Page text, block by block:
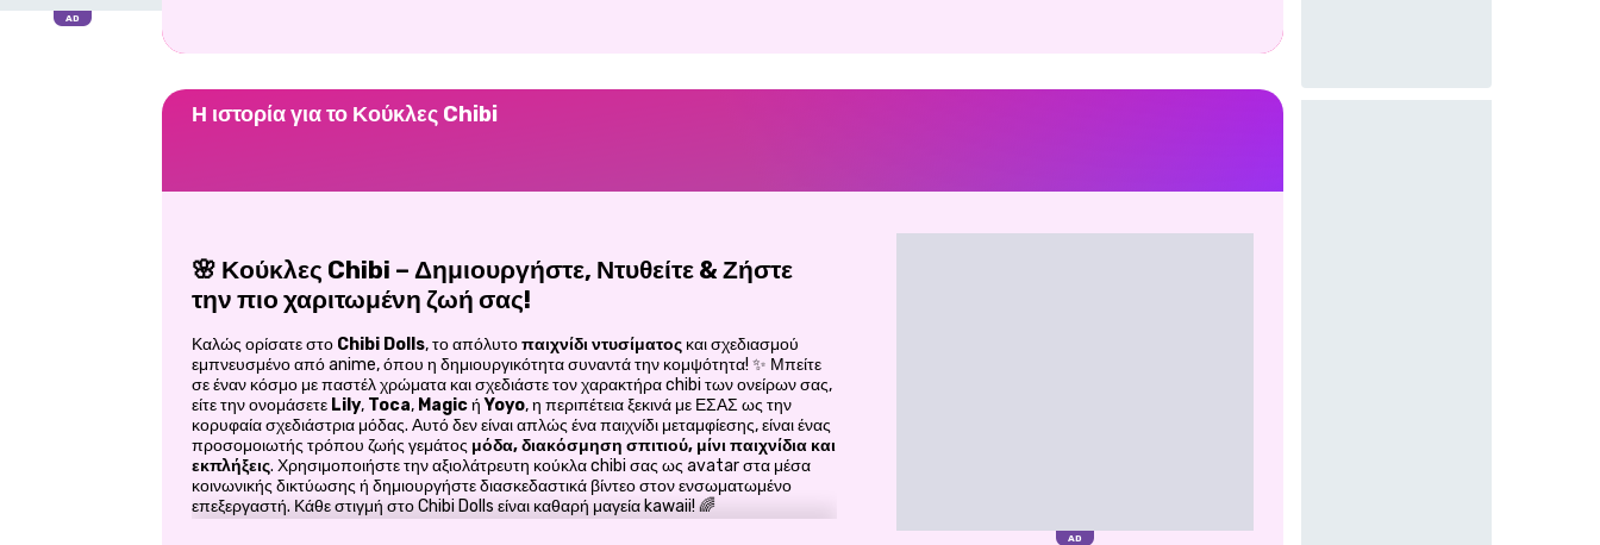
Η ιστορία για το Κούκλες Chibi
🌸 Κούκλες Chibi – Δημιουργήστε, Ντυθείτε & Ζήστε
την πιο χαριτωμένη ζωή σας!
Καλώς ορίσατε στο Chibi Dolls, το απόλυτοπαιχνίδιντυσίματος και σχεδιασμού
εμπνευσμένο από anime, όπου η δημιουργικότητα συναντά την κομψότητα! ✨ Μπείτε
σε έναν κόσμο με παστέλ χρώματα και σχεδιάστε τον χαρακτήρα chibi των ονείρων σας,
είτε την ονομάσετε Lily, Toca, MagicήYoyo, η περιπέτεια ξεκινά με ΕΣΑΣ ως την
κορυφαία σχεδιάστρια μόδας. Αυτό δεν είναι απλώς ένα παιχνίδι μεταμφίεσης, είναι ένας
προσομοιωτής τρόπου ζωής γεμάτος μόδα, διακόσμηση σπιτιού, μίνι παιχνίδια και
εκπλήξεις. Χρησιμοποιήστε την αξιολάτρευτη κούκλα chibi σας ως avatar στα μέσα
κοινωνικής δικτύωσης ή δημιουργήστε διασκεδαστικά βίντεο στον ενσωματωμένο
επεξεργαστή. Κάθε στιγμή στο Chibi Dolls είναι καθαρή μαγεία kawaii! 🌈